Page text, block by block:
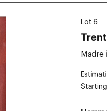
Lot 6
Madre